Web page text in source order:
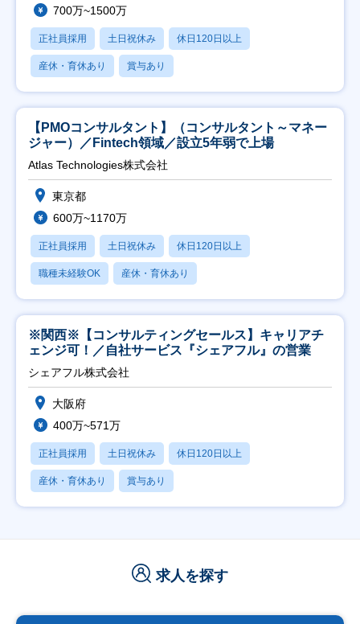
700万~1500万
正社員採用 土日祝休み 休日120日以上
産休・育休あり 賞与あり
【PMOコンサルタント】（コンサルタント～マネー
ジャー）／Fintech領域／設立5年弱で上場
Atlas Technologies株式会社
東京都
600万~1170万
正社員採用 土日祝休み 休日120日以上
職種未経験OK 産休・育休あり
※関西※【コンサルティングセールス】キャリアチ
ェンジ可！／自社サービス『シェアフル』の営業
シェアフル株式会社
大阪府
400万~571万
正社員採用 土日祝休み 休日120日以上
産休・育休あり 賞与あり
求人を探す